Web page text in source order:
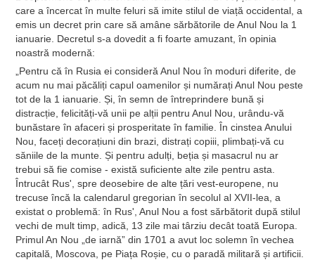
care a încercat în multe feluri să imite stilul de viață occidental, a
emis un decret prin care să amâne sărbătorile de Anul Nou la 1
ianuarie. Decretul s-a dovedit a fi foarte amuzant, în opinia
noastră modernă:
„Pentru că în Rusia ei consideră Anul Nou în moduri diferite, de
acum nu mai păcăliți capul oamenilor și numărați Anul Nou peste
tot de la 1 ianuarie. Și, în semn de întreprindere bună și
distracție, felicități-vă unii pe alții pentru Anul Nou, urându-vă
bunăstare în afaceri și prosperitate în familie. În cinstea Anului
Nou, faceți decorațiuni din brazi, distrați copiii, plimbați-vă cu
săniile de la munte. Și pentru adulți, beția și masacrul nu ar
trebui să fie comise - există suficiente alte zile pentru asta.
Întrucât Rus', spre deosebire de alte țări vest-europene, nu
trecuse încă la calendarul gregorian în secolul al XVII-lea, a
existat o problemă: în Rus', Anul Nou a fost sărbătorit după stilul
vechi de mult timp, adică, 13 zile mai târziu decât toată Europa.
Primul An Nou „de iarnă” din 1701 a avut loc solemn în vechea
capitală, Moscova, pe Piața Roșie, cu o paradă militară și artificii.